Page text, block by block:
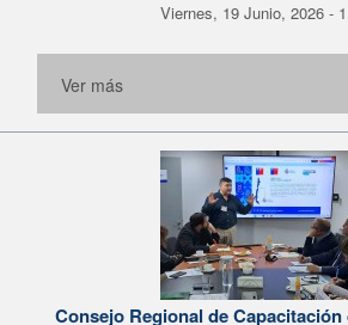
Viernes, 19 Junio, 2026 -
Ver más
Consejo Regional de Capacitación